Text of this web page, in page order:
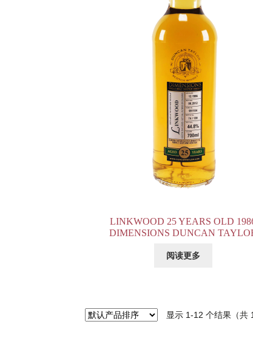
LINKWOOD 25 YEARS OLD
DIMENSIONS DUNCAN
阅读更多
显示 1-12 个结果（共